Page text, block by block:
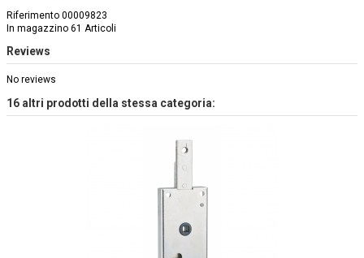
Riferimento 00009823
In magazzino 61 Articoli
Reviews
No reviews
16 altri prodotti della stessa categoria: